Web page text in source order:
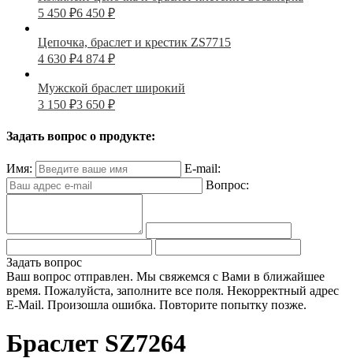
5 450 ₽6 450 ₽
Цепочка, браслет и крестик ZS7715
4 630 ₽4 874 ₽
Мужской браслет широкий
3 150 ₽3 650 ₽
Задать вопрос о продукте:
Имя:
E-mail:
Вопрос:
Задать вопрос
Ваш вопрос отправлен. Мы свяжемся с Вами в ближайшее
время. Пожалуйста, заполните все поля. Некорректный адрес
E-Mail. Произошла ошибка. Повторите попытку позже.
Браслет SZ7264